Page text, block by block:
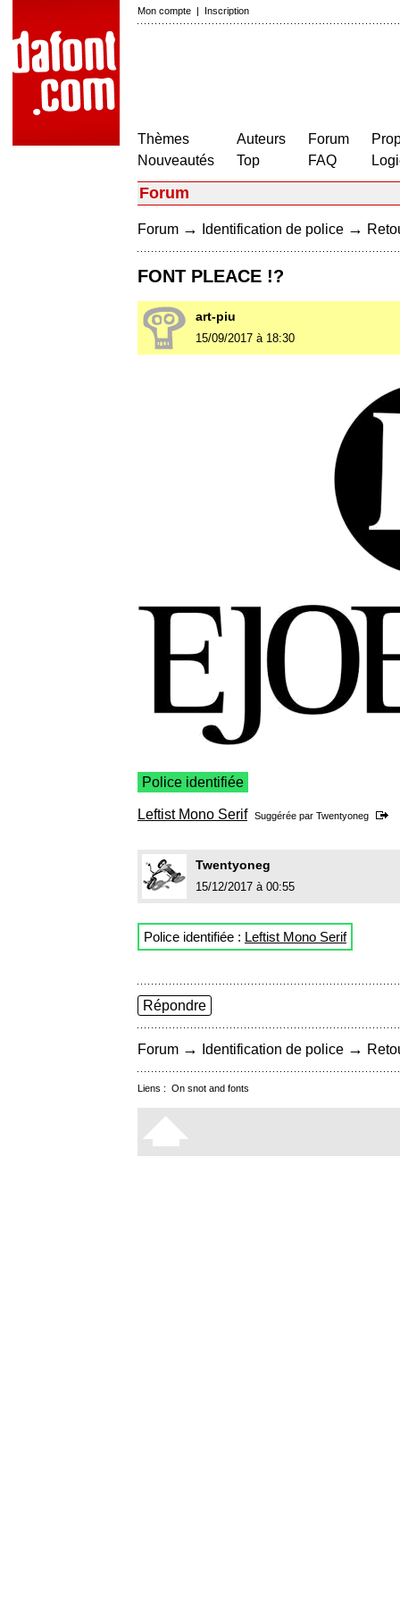
Mon compte | Inscription
Thèmes
Nouveautés
Auteurs
Top
Forum
FAQ
Forum
Forum → Identification de police →
FONT PLEACE !?
art-piu
15/09/2017 à 18:30
Police identifiée
Leftist Mono Serif Suggérée par Twentyoneg
Twentyoneg
15/12/2017 à 00:55
Police identifiée : Leftist Mono Serif
Répondre
Forum → Identification de police →
Liens : On snot and fonts